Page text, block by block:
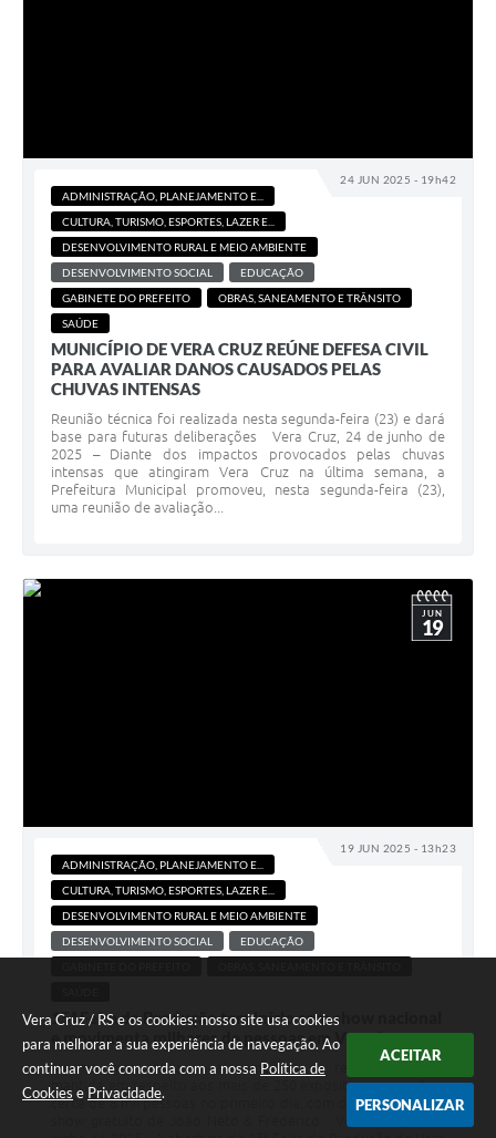
Vera Cruz / RS e os cookies: nosso site usa cookies
para melhorar a sua experiência de navegação. Ao
continuar você concorda com a nossa Política de
Cookies e Privacidade.
ACEITAR
PERSONALIZAR
24 JUN 2025 - 19h42
ADMINISTRAÇÃO, PLANEJAMENTO E...
CULTURA, TURISMO, ESPORTES, LAZER E...
DESENVOLVIMENTO RURAL E MEIO AMBIENTE
DESENVOLVIMENTO SOCIAL
EDUCAÇÃO
GABINETE DO PREFEITO
OBRAS, SANEAMENTO E TRÂNSITO
SAÚDE
MUNICÍPIO DE VERA CRUZ REÚNE DEFESA CIVIL
PARA AVALIAR DANOS CAUSADOS PELAS
CHUVAS INTENSAS
Reunião técnica foi realizada nesta segunda-feira (23) e dará
base para futuras deliberações Vera Cruz, 24 de junho de
2025 – Diante dos impactos provocados pelas chuvas
intensas que atingiram Vera Cruz na última semana, a
Prefeitura Municipal promoveu, nesta segunda-feira (23),
uma reunião de avaliação...
19 JUN 2025 - 13h23
JUN
19
ADMINISTRAÇÃO, PLANEJAMENTO E...
CULTURA, TURISMO, ESPORTES, LAZER E...
DESENVOLVIMENTO RURAL E MEIO AMBIENTE
DESENVOLVIMENTO SOCIAL
EDUCAÇÃO
15ª Feira da Produção tem início com show nacional
e movimenta milhares de pessoas em Vera Cruz
Mesmo com chuvas e alagamentos na região, feira foi
mantida em respeito aos mais de 250 expositores e recebeu
cerca de 8 mil pessoas no primeiro dia, com destaque para o